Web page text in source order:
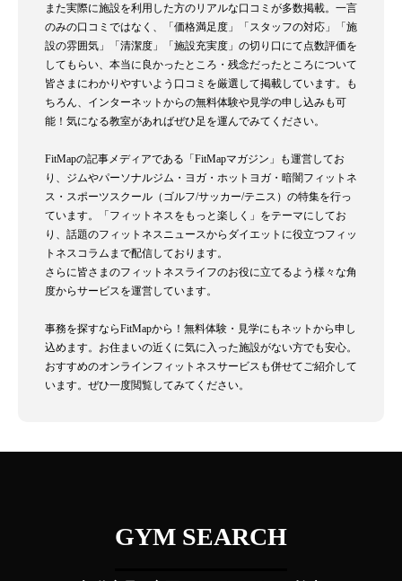
また実際に施設を利用した方のリアルな口コミが多数掲載。一言
のみの口コミではなく、「価格満足度」「スタッフの対応」「施
設の雰囲気」「清潔度」「施設充実度」の切り口にて点数評価を
してもらい、本当に良かったところ・残念だったところについて
皆さまにわかりやすいよう口コミを厳選して掲載しています。も
ちろん、インターネットからの無料体験や見学の申し込みも可
能！気になる教室があればぜひ足を運んでみてください。
FitMapの記事メディアである「FitMapマガジン」も運営してお
り、ジムやパーソナルジム・ヨガ・ホットヨガ・暗闇フィットネ
ス・スポーツスクール（ゴルフ/サッカー/テニス）の特集を行っ
ています。「フィットネスをもっと楽しく」をテーマにしてお
り、話題のフィットネスニュースからダイエットに役立つフィッ
トネスコラムまで配信しております。
さらに皆さまのフィットネスライフのお役に立てるよう様々な角
度からサービスを運営しています。
事務を探すならFitMapから！無料体験・見学にもネットから申し
込めます。お住まいの近くに気に入った施設がない方でも安心。
おすすめのオンラインフィットネスサービスも併せてご紹介して
います。ぜひ一度閲覧してみてください。
GYM SEARCH